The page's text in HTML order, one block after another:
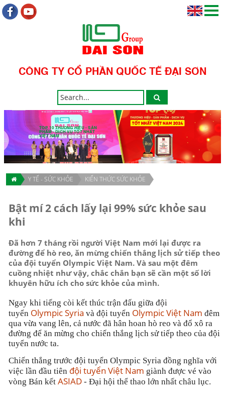
CÔNG TY CỔ PHẦN QUỐC TẾ ĐẠI SƠN
TOP 10 THƯƠNG HIỆU - SẢN
PHẨM - DỊCH VỤ TỐT NHẤT
VIỆT NAM
Y TẾ - SỨC KHỎE KIẾN THỨC SỨC KHỎE
Bật mí 2 cách lấy lại 99% sức khỏe sau
khi
Đã hơn 7 tháng rồi người Việt Nam mới lại được ra
đường để hò reo, ăn mừng chiến thắng lịch sử tiếp theo
của đội tuyển Olympic Việt Nam. Và sau một đêm
cuồng nhiệt như vậy, chắc chắn bạn sẽ cần một số lời
khuyên hữu ích cho sức khỏe của mình.
Ngay khi tiếng còi kết thúc trận đấu giữa đội
tuyển Olympic Syria và đội tuyển Olympic Việt Nam đêm
qua vừa vang lên, cả nước đã hân hoan hò reo và đổ xô ra
đường để ăn mừng cho chiến thắng lịch sử tiếp theo của đội
tuyển nước ta.
Chiến thắng trước đội tuyển Olympic Syria đồng nghĩa với
việc lần đầu tiên đội tuyển Việt Nam giành được vé vào
vòng Bán kếtASIAD- Đại hội thể thao lớn nhất châu lục.